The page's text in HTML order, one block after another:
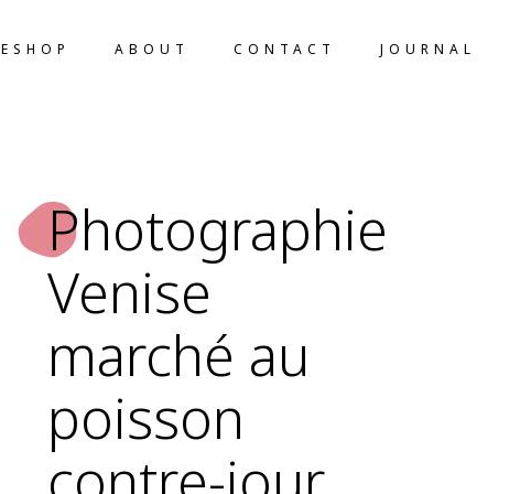
ESHOP ABOUT CONTACT JOURNAL
Photographie
Venise
marché au
poisson